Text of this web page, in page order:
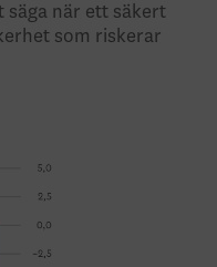
när ett säkert
som riskerar